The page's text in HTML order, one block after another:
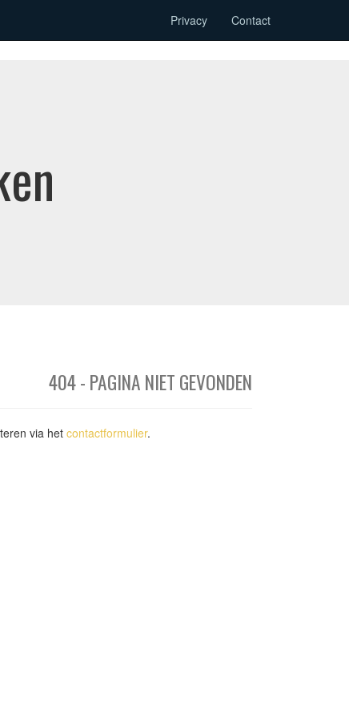
Privacy Contact
404 - PAGINA NIET GEVONDEN
via het contactformulier.